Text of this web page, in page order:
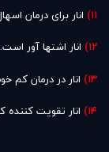
۱۱) انار برای درمان
۱۲) انار اشتها آور است.
۱۳) انار در درمان کم
۱۴) انار تقویت کننده